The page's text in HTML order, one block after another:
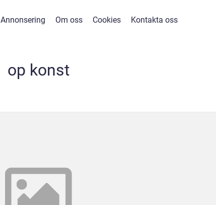
Annonsering Om oss Cookies Kontakta oss
op konst